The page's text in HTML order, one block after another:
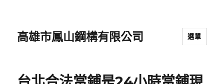
高雄市鳳山鋼構有限公司 選單